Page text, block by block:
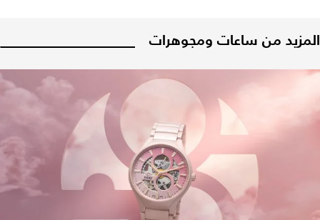
المزيد من ساعات ومجوهرات